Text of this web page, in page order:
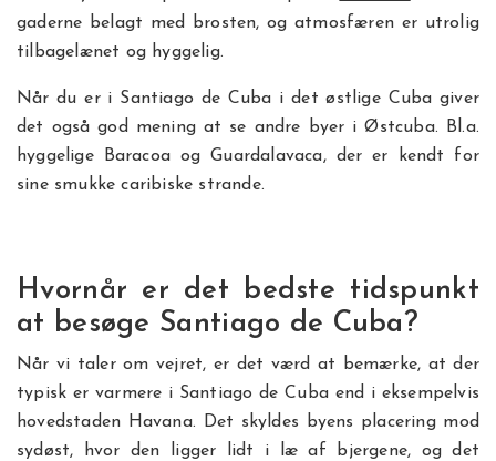
gaderne belagt med brosten, og atmosfæren er utrolig
tilbagelænet og hyggelig.
Når du er i Santiago de Cuba i det østlige Cuba giver
det også god mening at se andre byer i Østcuba. Bl.a.
hyggelige Baracoa og Guardalavaca, der er kendt for
sine smukke caribiske strande.
Hvornår er det bedste tidspunkt
at besøge Santiago de Cuba?
Når vi taler om vejret, er det værd at bemærke, at der
typisk er varmere i Santiago de Cuba end i eksempelvis
hovedstaden Havana. Det skyldes byens placering mod
sydøst, hvor den ligger lidt i læ af bjergene, og det